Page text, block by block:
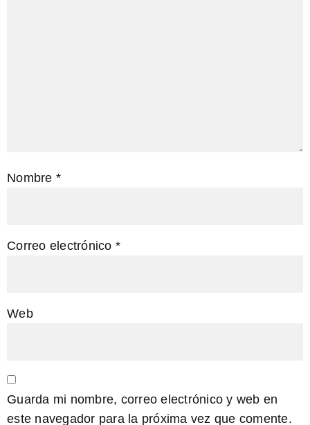
Nombre *
Correo electrónico *
Web
Guarda mi nombre, correo electrónico y web en
este navegador para la próxima vez que comente.